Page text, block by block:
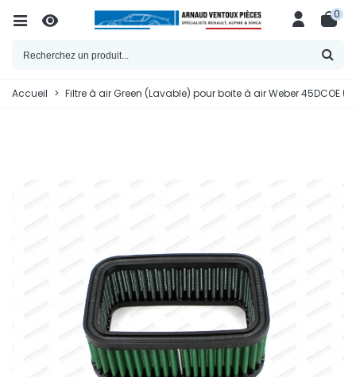
0
Accueil > Filtre à air Green (Lavable) pour boite à air Weber 45DCOE